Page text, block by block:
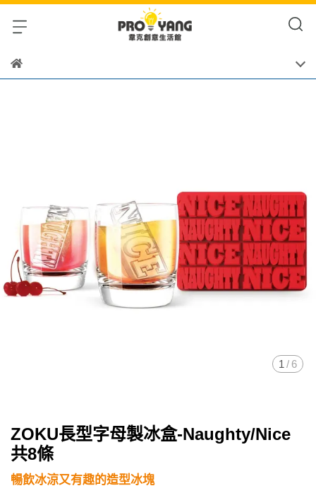
1 / 6
ZOKU長型字母製冰盒-Naughty/Nice
共8條
暢飲冰涼又有趣的造型冰塊